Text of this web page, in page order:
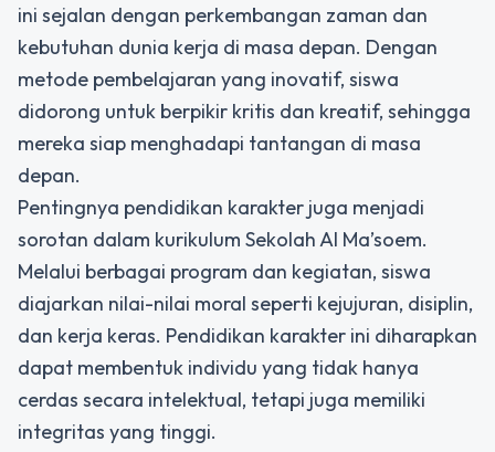
ini sejalan dengan perkembangan zaman dan
kebutuhan dunia kerja di masa depan. Dengan
metode pembelajaran yang inovatif, siswa
didorong untuk berpikir kritis dan kreatif, sehingga
mereka siap menghadapi tantangan di masa
depan.
Pentingnya pendidikan karakter juga menjadi
sorotan dalam kurikulum Sekolah Al Ma’soem.
Melalui berbagai program dan kegiatan, siswa
diajarkan nilai-nilai moral seperti kejujuran, disiplin,
dan kerja keras. Pendidikan karakter ini diharapkan
dapat membentuk individu yang tidak hanya
cerdas secara intelektual, tetapi juga memiliki
integritas yang tinggi.